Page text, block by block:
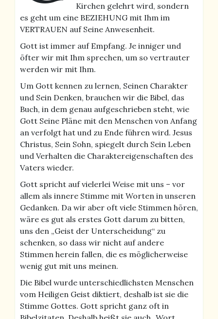
Kirchen gelehrt wird, sondern
es geht um eine BEZIEHUNG mit Ihm im
VERTRAUEN auf Seine Anwesenheit.
Gott ist immer auf Empfang. Je inniger und
öfter wir mit Ihm sprechen, um so vertrauter
werden wir mit Ihm.
Um Gott kennen zu lernen, Seinen Charakter
und Sein Denken, brauchen wir die Bibel, das
Buch, in dem genau aufgeschrieben steht, wie
Gott Seine Pläne mit den Menschen von Anfang
an verfolgt hat und zu Ende führen wird. Jesus
Christus, Sein Sohn, spiegelt durch Sein Leben
und Verhalten die Charaktereigenschaften des
Vaters wieder.
Gott spricht auf vielerlei Weise mit uns – vor
allem als innere Stimme mit Worten in unseren
Gedanken. Da wir aber oft viele Stimmen hören,
wäre es gut als erstes Gott darum zu bitten,
uns den „Geist der Unterscheidung“ zu
schenken, so dass wir nicht auf andere
Stimmen herein fallen, die es möglicherweise
wenig gut mit uns meinen.
Die Bibel wurde unterschiedlichsten Menschen
vom Heiligen Geist diktiert, deshalb ist sie die
Stimme Gottes. Gott spricht ganz oft in